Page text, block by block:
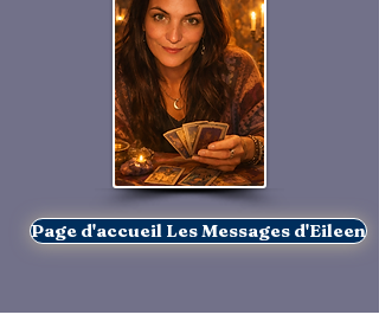
Page d'accueil Les Messages d'Eileen